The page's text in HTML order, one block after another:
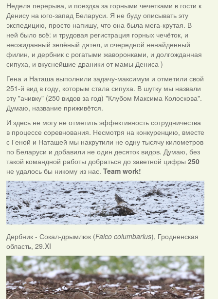
Неделя перерыва, и поездка за горными чечетками в гости к
Денису на юго-запад Беларуси. Я не буду описывать эту
экспедицию, просто напишу, что она была мега-крутая. В
ней было всё: и трудовая регистрация горных чечёток, и
неожиданный зелёный дятел, и очередной ненайденный
филин, и дербник с рогатыми жаворонками, и долгожданная
сипуха, и вкуснейшие драники от мамы Дениса )
Гена и Наташа выполнили задачу-максимум и отметили свой
251-й вид в году, которым стала сипуха. В шутку мы назвали
эту "ачивку" (250 видов за год) "Клубом Максима Колоскова".
Думаю, название приживётся.
И здесь не могу не отметить эффективность сотрудничества
в процессе соревнования. Несмотря на конкуренцию, вместе
с Геной и Наташей мы накрутили не одну тысячу километров
по Беларуси и добавили не один десяток видов. Думаю, без
такой командной работы добраться до заветной цифры 250
не удалось бы никому из нас. Team work!
Дербник - Сокал-дрымлюк (Falco columbarius), Гродненская
область, 29.XI